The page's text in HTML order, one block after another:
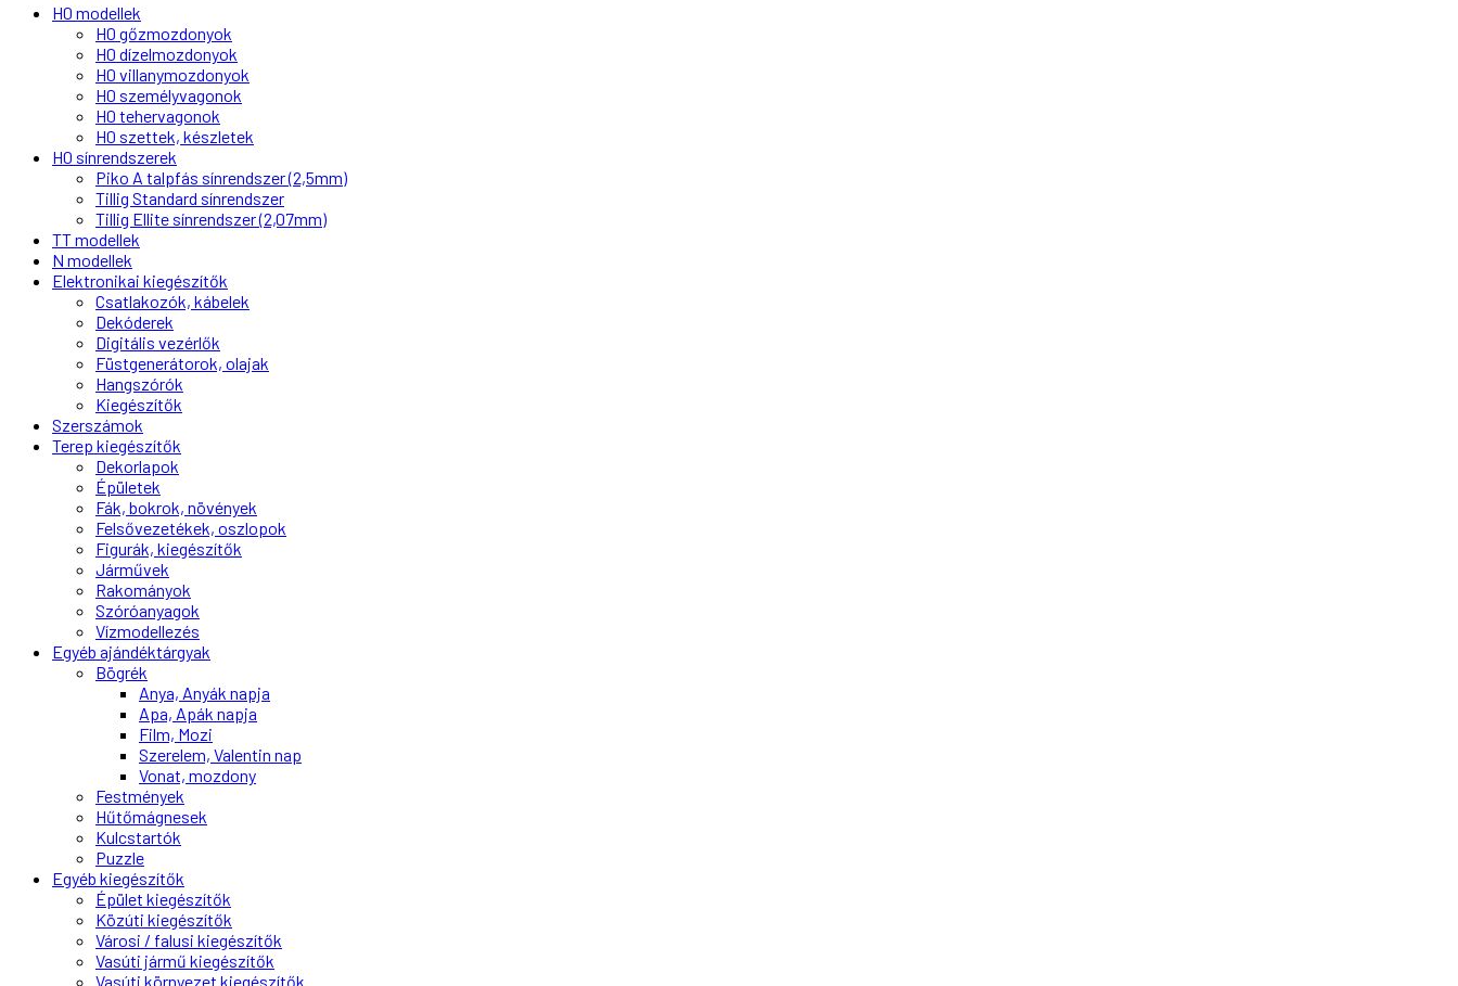
H0 modellek
H0 gőzmozdonyok
H0 dízelmozdonyok
H0 villanymozdonyok
H0 személyvagonok
H0 tehervagonok
H0 szettek, készletek
H0 sínrendszerek
Piko A talpfás sínrendszer (2,5mm)
Tillig Standard sínrendszer
Tillig Ellite sínrendszer (2,07mm)
TT modellek
N modellek
Elektronikai kiegészítők
Csatlakozók, kábelek
Dekóderek
Digitális vezérlők
Füstgenerátorok, olajak
Hangszórók
Kiegészítők
Szerszámok
Terep kiegészítők
Dekorlapok
Épületek
Fák, bokrok, növények
Felsővezetékek, oszlopok
Figurák, kiegészítők
Járművek
Rakományok
Szóróanyagok
Vízmodellezés
Egyéb ajándéktárgyak
Bögrék
Anya, Anyák napja
Apa, Apák napja
Film, Mozi
Szerelem, Valentin nap
Vonat, mozdony
Festmények
Hűtőmágnesek
Kulcstartók
Puzzle
Egyéb kiegészítők
Épület kiegészítők
Közúti kiegészítők
Városi / falusi kiegészítők
Vasúti jármű kiegészítők
Vasúti környezet kiegészítők